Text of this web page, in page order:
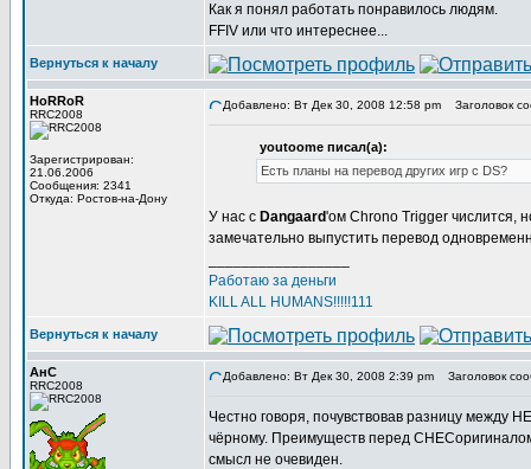
Как я понял работать понравилось людям.
FFIV или что интереснее...
Вернуться к началу
HoRRoR
RRC2008
Зарегистрирован:
21.06.2006
Сообщения: 2341
Откуда: Ростов-на-Дону
Добавлено: Вт Дек 30, 2008 12:58 pm Заголовок
youtoome писал(а):
Есть планы на перевод других игр с DS?
У нас с Dangaard'ом Chrono Trigger числится,
замечательно выпустить перевод
Работаю за деньги
KILL ALL HUMANS!!!!!111
Вернуться к началу
АнС
RRC2008
Добавлено: Вт Дек 30, 2008 2:39 pm Заголовок
Честно говоря, почувствовав разницу между
чёрному. Преимуществ перед
смысл не очевиден.